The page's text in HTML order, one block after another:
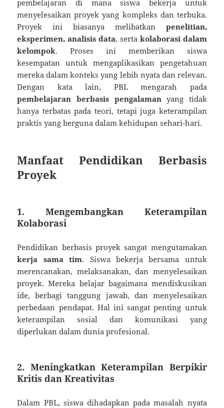
pembelajaran di mana siswa bekerja untuk
menyelesaikan proyek yang kompleks dan terbuka.
Proyek ini biasanya melibatkan penelitian,
eksperimen, analisis data, serta kolaborasi dalam
kelompok. Proses ini memberikan siswa
kesempatan untuk mengaplikasikan pengetahuan
mereka dalam konteks yang lebih nyata dan relevan.
Dengan kata lain, PBL mengarah pada
pembelajaran berbasis pengalaman yang tidak
hanya terbatas pada teori, tetapi juga keterampilan
praktis yang berguna dalam kehidupan sehari-hari.
Manfaat Pendidikan Berbasis
Proyek
1. Mengembangkan Keterampilan
Kolaborasi
Pendidikan berbasis proyek sangat mengutamakan
kerja sama tim. Siswa bekerja bersama untuk
merencanakan, melaksanakan, dan menyelesaikan
proyek. Mereka belajar bagaimana mendiskusikan
ide, berbagi tanggung jawab, dan menyelesaikan
perbedaan pendapat. Hal ini sangat penting untuk
keterampilan sosial dan komunikasi yang
diperlukan dalam dunia profesional.
2. Meningkatkan Keterampilan Berpikir
Kritis dan Kreativitas
Dalam PBL, siswa dihadapkan pada masalah nyata